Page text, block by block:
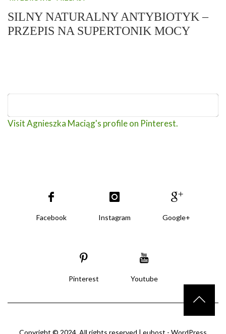
SILNY NATURALNY ANTYBIOTYK –
PRZEPIS NA SUPERTONIK MOCY
Visit Agnieszka Maciąg's profile on Pinterest.
Facebook Instagram Google+
Pinterest Youtube
Copyright © 2024. All rights reserved | euhost - WordPress